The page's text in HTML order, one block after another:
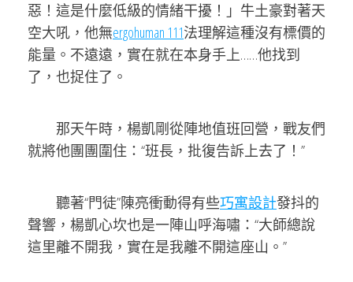
惡！這是什麼低級的情緒干擾！」牛土豪對著天
空大吼，他無ergohuman 111法理解這種沒有標價的
能量。不遠遠，實在就在本身手上……他找到
了，也捉住了。
那天午時，楊凱剛從陣地值班回營，戰友們
就將他團團圍住：“班長，批復告訴上去了！”
聽著“門徒”陳亮衝動得有些巧寓設計發抖的
聲響，楊凱心坎也是一陣山呼海嘯：“大師總說
這里離不開我，實在是我離不開這座山。”